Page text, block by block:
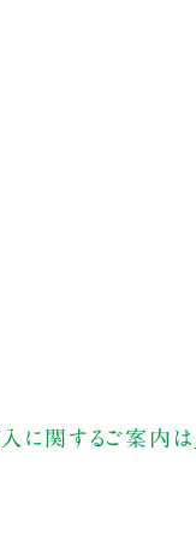
入に関するご案内は